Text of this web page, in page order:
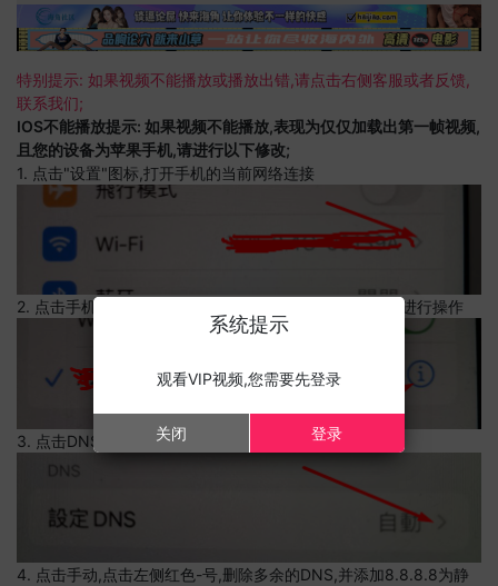
特别提示: 如果视频不能播放或播放出错,请点击右侧客服或者反馈,
联系我们;
IOS不能播放提示: 如果视频不能播放,表现为仅仅加载出第一帧视频,
且您的设备为苹果手机,请进行以下修改;
1. 点击"设置"图标,打开手机的当前网络连接
2. 点击手机的当前网络连接,上边有一个感叹号,点击可以进行操作
3. 点击DNS设置
4. 点击手动,点击左侧红色-号,删除多余的DNS,并添加8.8.8.8为静
系统提示
观看VIP视频,您需要先登录
关闭 登录